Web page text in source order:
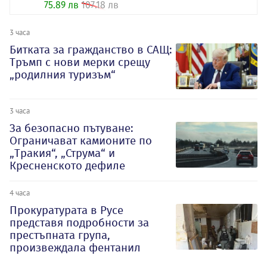
75.89 лв 107.18 лв
3 часа
Битката за гражданство в САЩ:
Тръмп с нови мерки срещу
„родилния туризъм“
3 часа
За безопасно пътуване:
Ограничават камионите по
„Тракия“, „Струма“ и
Кресненското дефиле
4 часа
Прокуратурата в Русе
представя подробности за
престъпната група,
произвеждала фентанил